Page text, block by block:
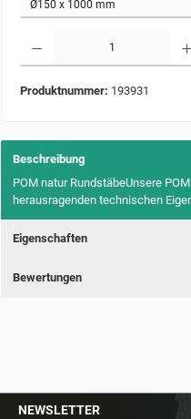
Produktnummer: 193931
Beschreibung
POM natur RundstäbeUnsere
herausragenden technischen
Eigenschaften
Bewertungen
NEWSLETTER